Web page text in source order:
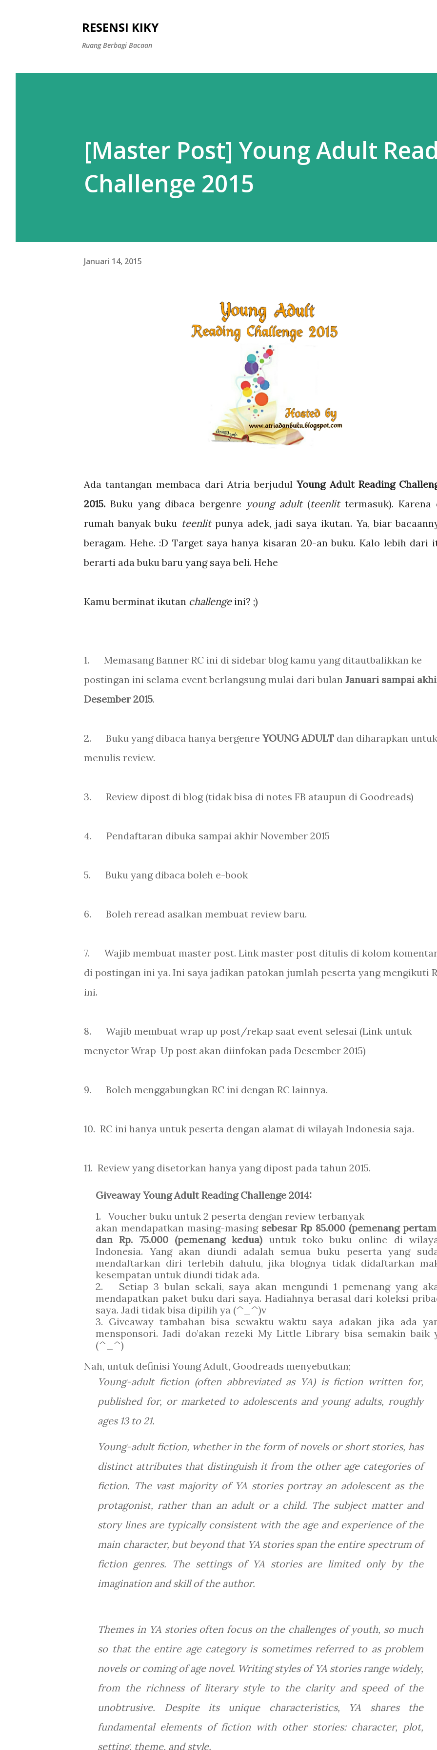
RESENSI KIKY
Ruang Berbagi Bacaan
[Master Post] Young Adult
Challenge 2015
Januari 14, 2015
Ada tantangan membaca dari Atria berjudulYoung Adult Reading
2015. Buku yang dibaca bergenre young adult(teenlittermasuk). Karena
rumah banyak buku teenlitpunya adek, jadi saya ikutan. Ya, biar
beragam. Hehe. :D Target saya hanya kisaran 20-an buku. Kalo lebih dari
berarti ada buku baru yang saya beli. Hehe
Kamu berminat ikutan challengeini? ;)
1. Memasang Banner RC ini di sidebar blog kamu yang ditautbalikkan ke
postingan ini selama event berlangsung mulai dari bulan Januari sampai
Desember 2015.
2. Buku yang dibaca hanya bergenre YOUNG ADULT dan diharapkan untuk
menulis review.
3. Review dipost di blog (tidak bisa di notes FB ataupun di Goodreads)
4. Pendaftaran dibuka sampai akhir November 2015
5. Buku yang dibaca boleh e-book
6. Boleh reread asalkan membuat review baru.
7.
Wajib membuat master post. Link master post ditulis di kolom
di postingan ini ya. Ini saya jadikan patokan jumlah peserta yang mengikuti
ini.
8.
Wajib membuat wrap up post/rekap saat event selesai (Link untuk
menyetor Wrap-Up post akan diinfokan pada Desember 2015)
9. Boleh menggabungkan RC ini dengan RC lainnya.
10. RC ini hanya untuk peserta dengan alamat di wilayah Indonesia saja.
11. Review yang disetorkan hanya yang dipost pada tahun 2015.
Giveaway Young Adult Reading Challenge 2014:
1. Voucher buku untuk 2 peserta dengan review terbanyak
akan mendapatkan masing-masing sebesar Rp 85.000 (pemenang
dan Rp. 75.000 (pemenang kedua) untuk toko buku online di
Indonesia. Yang akan diundi adalah semua buku peserta yang
mendaftarkan diri terlebih dahulu, jika blognya tidak didaftarkan
kesempatan untuk diundi tidak ada.
2. Setiap 3 bulan sekali, saya akan mengundi 1 pemenang yang
mendapatkan paket buku dari saya. Hadiahnya berasal dari koleksi
saya. Jadi tidak bisa dipilih ya (^_^)v
3. Giveaway tambahan bisa sewaktu-waktu saya adakan jika ada
mensponsori. Jadi do’akan rezeki My Little Library bisa semakin baik
(^_^)
Nah, untuk definisi Young Adult, Goodreads menyebutkan;
Young-adult fiction (often abbreviated as YA) is fiction written for,
published for, or marketed to adolescents and young adults, roughly
ages 13 to 21.
Young-adult fiction, whether in the form of novels or short stories, has
distinct attributes that distinguish it from the other age categories of
fiction. The vast majority of YA stories portray an adolescent as the
protagonist, rather than an adult or a child. The subject matter and
story lines are typically consistent with the age and experience of the
main character, but beyond that YA stories span the entire spectrum of
fiction genres. The settings of YA stories are limited only by the
imagination and skill of the author.
Themes in YA stories often focus on the challenges of youth, so much
so that the entire age category is sometimes referred to as problem
novels or coming of age novel. Writing styles of YA stories range widely,
from the richness of literary style to the clarity and speed of the
unobtrusive. Despite its unique characteristics, YA shares the
fundamental elements of fiction with other stories: character, plot,
setting, theme, and style.